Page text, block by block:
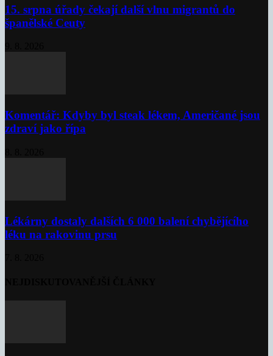
15. srpna úřady čekají další vlnu migrantů do
španělské Ceuty
Komentář: Kdyby byl steak lékem, Američané jsou
zdraví jako řípa
Lékárny dostaly dalších 6 000 balení chybějícího
léku na rakovinu prsu